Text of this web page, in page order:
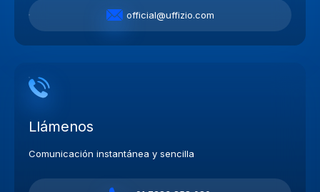
official@uffizio.com
Llámenos
Comunicación instantánea y sencilla